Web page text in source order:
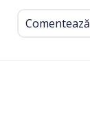
Comentează